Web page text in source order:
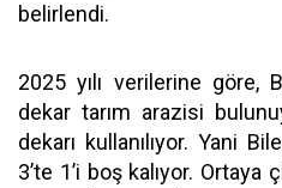
belirlendi.
2025 yılı verilerine göre,
dekar tarım arazisi
dekarı kullanılıyor. Yani
3’te 1’i boş kalıyor. Ortaya